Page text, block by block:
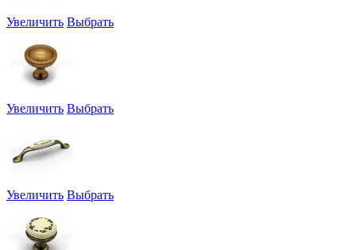
Увеличить Выбрать
Увеличить Выбрать
Увеличить Выбрать